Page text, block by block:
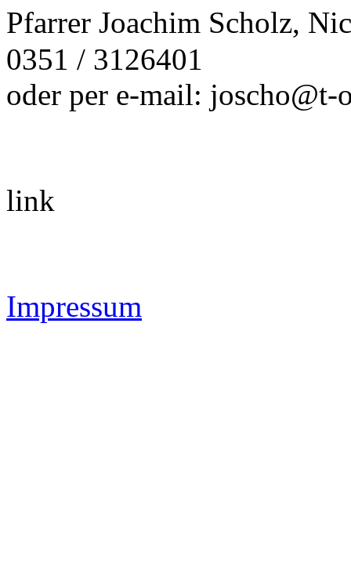
Pfarrer Joachim Scholz,
0351 / 3126401
oder per e-mail: joscho@t-
link
Impressum